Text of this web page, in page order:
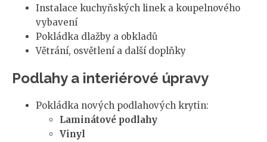
Instalace kuchyňských linek a koupelnového
vybavení
Pokládka dlažby a obkladů
Větrání, osvětlení a další doplňky
Podlahy a interiérové úpravy
Pokládka nových podlahových krytin:
Laminátové podlahy
Vinyl